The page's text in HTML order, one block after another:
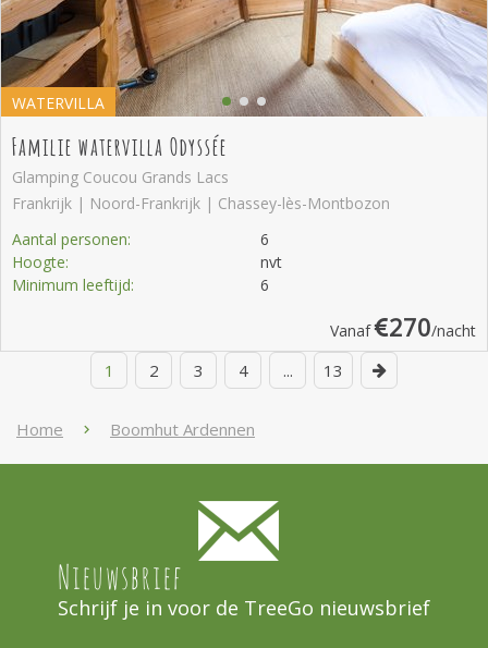
WATERVILLA
Familie watervilla Odyssée
Glamping Coucou Grands Lacs
Frankrijk | Noord-Frankrijk | Chassey-lès-Montbozon
Aantal personen:
6
Hoogte:
nvt
Minimum leeftijd:
6
Vanaf 270/nacht
1 2 3 4 ... 13
Home Boomhut Ardennen
Nieuwsbrief
Schrijf je in voor de TreeGo nieuwsbrief